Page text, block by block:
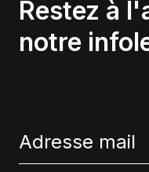
Restez à
notre